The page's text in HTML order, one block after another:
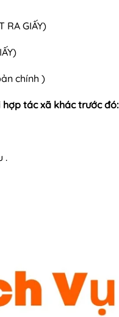
RA GIẤY)
chính )
tác xã khác trước đó:
.